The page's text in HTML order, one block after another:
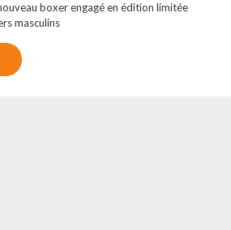
boxer engagé en édition limitée
masculins